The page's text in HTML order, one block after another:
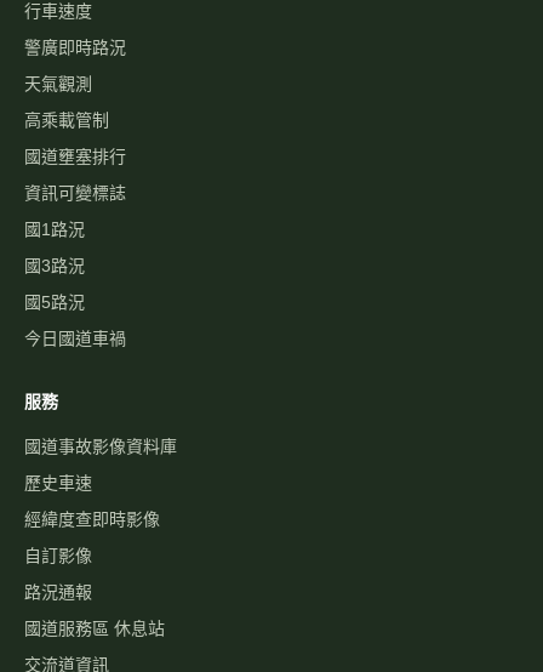
行車速度
警廣即時路況
天氣觀測
高乘載管制
國道壅塞排行
資訊可變標誌
國1路況
國3路況
國5路況
今日國道車禍
服務
國道事故影像資料庫
歷史車速
經緯度查即時影像
自訂影像
路況通報
國道服務區 休息站
交流道資訊